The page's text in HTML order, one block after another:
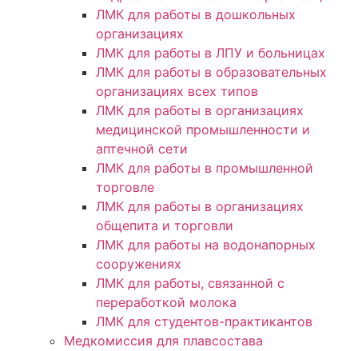
ЛМК для работы в дошкольных
организациях
ЛМК для работы в ЛПУ и больницах
ЛМК для работы в образовательных
организациях всех типов
ЛМК для работы в организациях
медицинской промышленности и
аптечной сети
ЛМК для работы в промышленной
торговле
ЛМК для работы в организациях
общепита и торговли
ЛМК для работы на водонапорных
сооружениях
ЛМК для работы, связанной с
переработкой молока
ЛМК для студентов-практикантов
Медкомиссия для плавсостава